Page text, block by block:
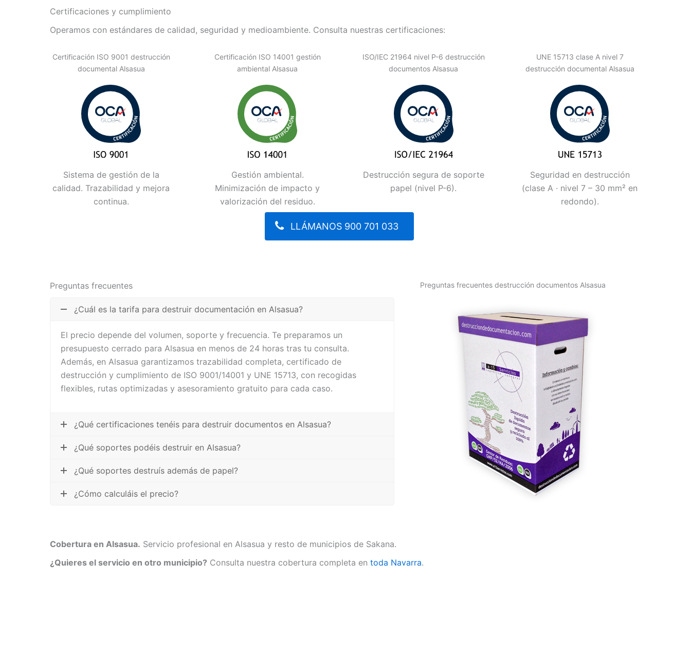
Certificaciones y cumplimiento
Operamos con estándares de calidad, seguridad y medioambiente. Consulta nuestras certificaciones:
Certificación ISO 9001 destrucción
documental Alsasua
Sistema de gestión de la
calidad. Trazabilidad y mejora
continua.
Certificación ISO 14001 gestión
ambiental Alsasua
Gestión ambiental.
Minimización de impacto y
valorización del residuo.
ISO/IEC 21964 nivel P-6 destrucción
documentos Alsasua
Destrucción segura de soporte
papel (nivel P-6).
UNE 15713 clase A nivel 7
destrucción documental Alsasua
Seguridad en destrucción
(clase A · nivel 7 – 30 mm² en
redondo).
LLÁMANOS 900 701 033
Preguntas frecuentes
¿Cuál es la tarifa para destruir documentación en Alsasua?
El precio depende del volumen, soporte y frecuencia. Te preparamos un
presupuesto cerrado para Alsasua en menos de 24 horas tras tu consulta.
Además, en Alsasua garantizamos trazabilidad completa, certificado de
destrucción y cumplimiento de ISO 9001/14001 y UNE 15713, con recogidas
flexibles, rutas optimizadas y asesoramiento gratuito para cada caso.
¿Qué certificaciones tenéis para destruir documentos en Alsasua?
¿Qué soportes podéis destruir en Alsasua?
¿Qué soportes destruís además de papel?
¿Cómo calculáis el precio?
Preguntas frecuentes destrucción documentos Alsasua
Cobertura en Alsasua. Servicio profesional en Alsasua y resto de municipios de Sakana.
¿Quieres el servicio en otro municipio? Consulta nuestra cobertura completa en toda Navarra.